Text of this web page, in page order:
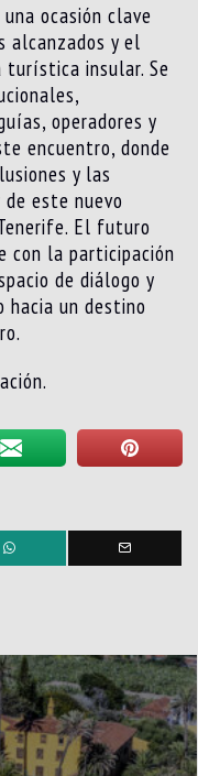
ocasión clave
alcanzados y el
insular. Se
operadores y
encuentro, donde
y las
este nuevo
El futuro
con la participación
de diálogo y
hacia un destino